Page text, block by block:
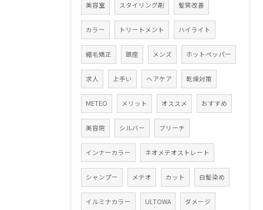
美容室 スタイリング剤 髪質改善
カラー トリートメント ハイライト
縮毛矯正 銀座 メンズ ホットペッパー
求人 上手い ヘアケア 乾燥対策
METEO メリット オススメ おすすめ
美容院 シルバー ブリーチ
インナーカラー ネオメテオストレート
シャンプー メテオ カット 白髪染め
イルミナカラー ULTOWA ダメージ